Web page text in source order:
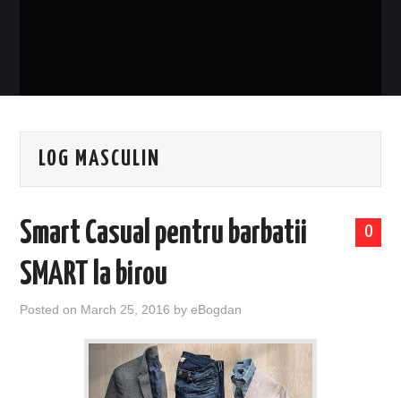
LOG MASCULIN
0
Smart Casual pentru barbatii
SMART la birou
Posted on March 25, 2016 byeBogdan